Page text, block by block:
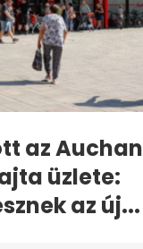
az Auchan
üzlete:
az új...